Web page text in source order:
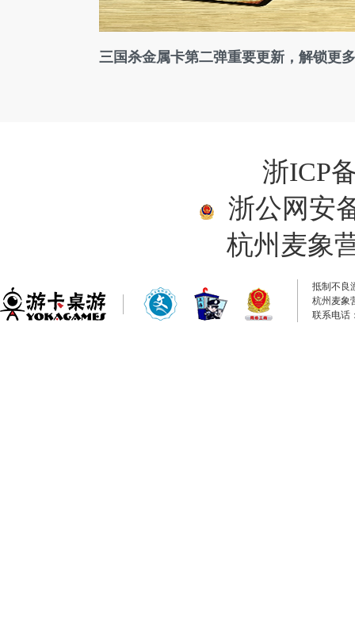
三国杀金属卡第二弹重要更新，解锁更
浙ICP
浙公网安
杭州麦象
抵制不良
杭州麦象
联系电话